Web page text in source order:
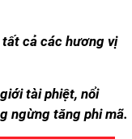
cả các hương vị
tài phiệt, nổi
ngừng tăng phi mã.